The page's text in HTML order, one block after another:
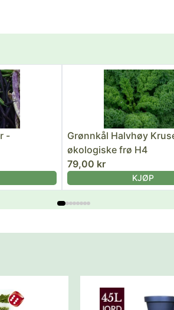
-
Grønnkål Halvhøy
økologiske frø H4
79,00 kr
KJØP